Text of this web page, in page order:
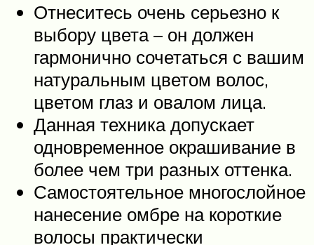
Отнеситесь очень серьезно к
выбору цвета – он должен
гармонично сочетаться с вашим
натуральным цветом волос,
цветом глаз и овалом лица.
Данная техника допускает
одновременное окрашивание в
более чем три разных оттенка.
Самостоятельное многослойное
нанесение омбре на короткие
волосы практически